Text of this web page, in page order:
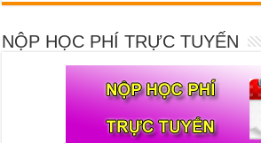
NỘP HỌC PHÍ TRỰC TUYẾN